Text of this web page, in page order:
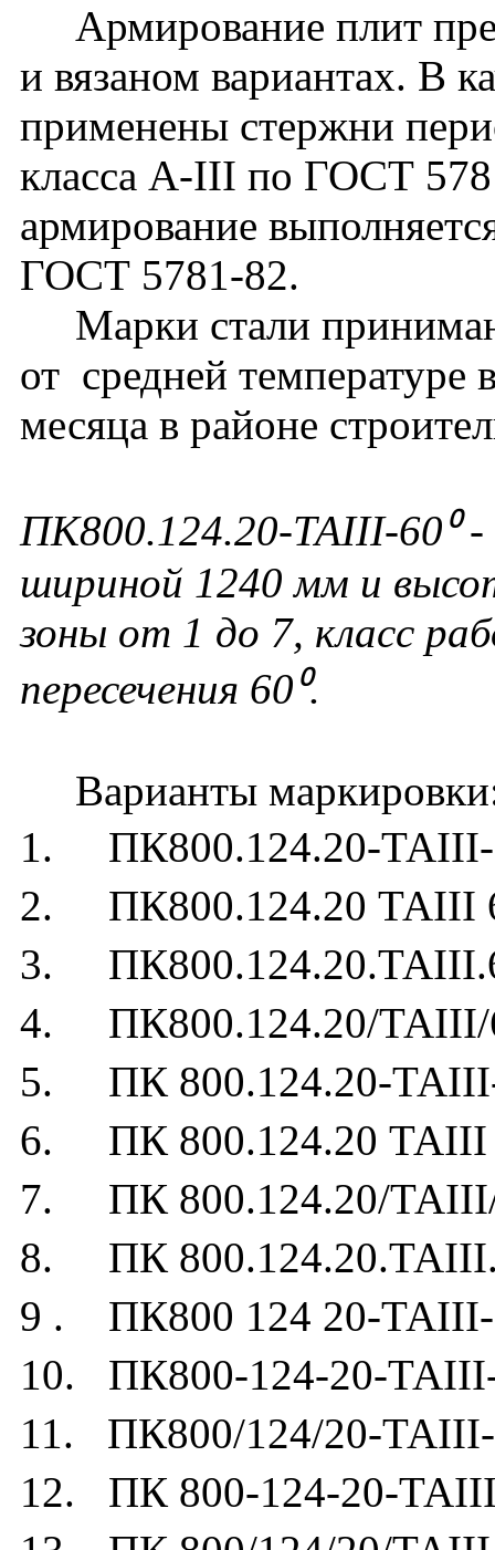
Армирование плит
и вязаном вариантах. В
применены стержни
класса А-III по ГОСТ
армирование
ГОСТ 5781-82.
Марки стали
от средней температуре
месяца в районе
ПК800.124.20-ТАIII-60⁰-
шириной 1240 мм и
зоны от 1 до 7, класс
пересечения 60⁰.
Варианты
1. ПК800.124.20-ТАIII-
2. ПК800.124.20 ТАIII
3.
4. ПК800.124.20/ТАIII/
5. ПК 800.124.20-
6. ПК 800.124.20 ТАIII
7. ПК 800.124.20/ТАIII/
8. ПК
9 . ПК800 124 20-ТАIII-
10. ПК800-124-20-
11. ПК800/124/20-ТАIII-
12. ПК 800-124-20-